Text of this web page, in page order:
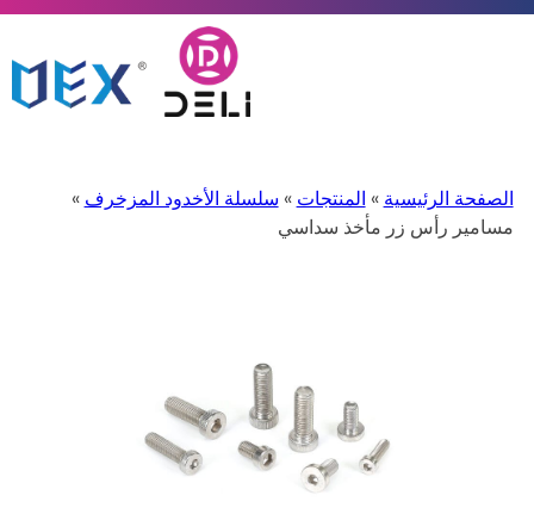
الصفحة الرئيسية » المنتجات » سلسلة الأخدود المزخرف »
مسامير رأس زر مأخذ سداسي